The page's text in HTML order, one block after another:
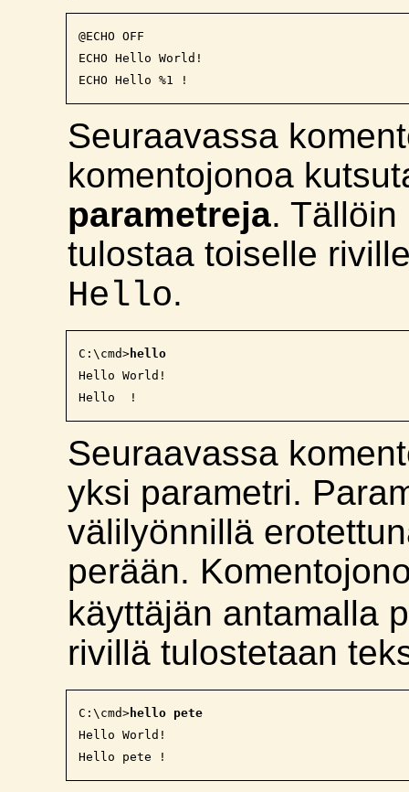
@ECHO OFF
ECHO Hello World!
Seuraavassa
komentojonoa
parametreja.
tulostaa toiselle
Hello.
C:\cmd>hello
Hello World!
Seuraavassa
yksi parametri.
välilyönnillä
perään.
käyttäjän antamalla
rivillä tulostetaan
C:\cmd>hello pete
Hello World!